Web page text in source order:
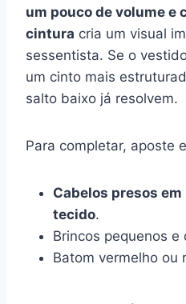
um pouco de volume e
cintura cria um visual
sessentista. Se o
um cinto mais
salto baixo já resolvem.
Para completar, aposte
Cabelos presos
tecido.
Brincos pequenos e
Batom vermelho ou